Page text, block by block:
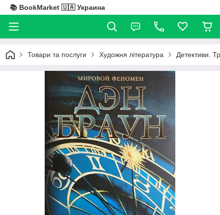
📚 BookMarket 🇺🇦 Украина
Товари та послуги Художня література Детективи.